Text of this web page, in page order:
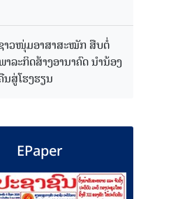
າວໜຸ່ມອາສາສະໝັກ ສືບຕໍ່
າລະກິດສ້າງອານາຄົດ ນໍານ້ອງ
ນສູ່ໂຮງຮຽນ
EPaper